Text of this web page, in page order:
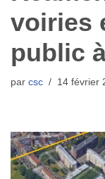
voiries
public
par csc 14 février